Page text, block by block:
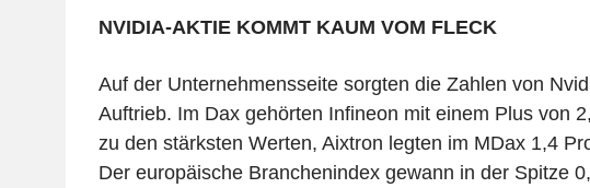
NVIDIA-AKTIE KOMMT KAUM VOM FLECK
Auf der Unternehmensseite sorgten die Zahlen von
Auftrieb. Im Dax gehörten Infineon mit einem Plus von
zu den stärksten Werten, Aixtron legten im MDax 1,4
Der europäische Branchenindex gewann in der Spitze